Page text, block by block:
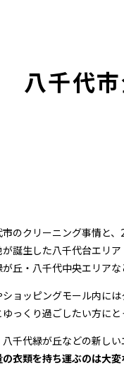
八千代
市のクリーニング事情と
誕生した八千代台エリ
丘・八千代中央エリア
ョッピングモール内に
っくり過ごしたい方にと
千代緑が丘などの新し
の衣類を持ち運ぶのは大